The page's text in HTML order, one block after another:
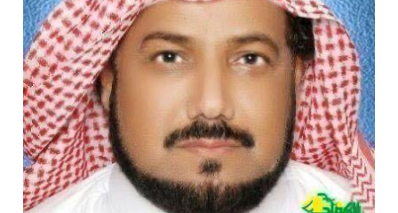
مفتى جمهورية مصر العربية الوعي الديني الصحيح يصوغ شخصيةً قياديةً متوازنةً تجمع بين العلم والأخلاق والعمل
مركز الملك سلمان للإغاثة يضع حجر الأساس لمشروع بناء وإعادة تأهيل 13 مدرسة في محافظتي لحج والضالع